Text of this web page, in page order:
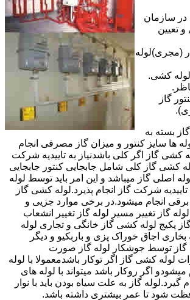
در سازمان
تعیین
(مجری)لوله
لوله کشی.
گاز
بسته به
ها سایز کنتور و میزان گاز مصرفی انجام
کشی گاز اگر کلی باشدنیاز به تاییدیه شرکت
کشی گاز کلی شامل جابجایی کنتور جابجایی
اصلی گاز میباشد و این امر باید توسط لوله
شرکت گاز انجام پذیرد.لوله کشی گاز
انجام میشود.در برخی موارد جزیی و
گاز تغییر مسیر لوله گاز تغییر انشعاب
پکیج لوله کشی گاز خانگی و تجاری لوله
اجاق خوراک پزی و باربکیو و دیگر
گاز توسط جوشکار لوله گاز صورت
لوله کشی گاز اگر توکار باشدمعمولا با لوله
اگر روکار باشد میتواند با لوله های
گیرد.لوله گاز به علت سیاه بودن باید با نوار
شود تا عمر بیشتری داشته باشد.